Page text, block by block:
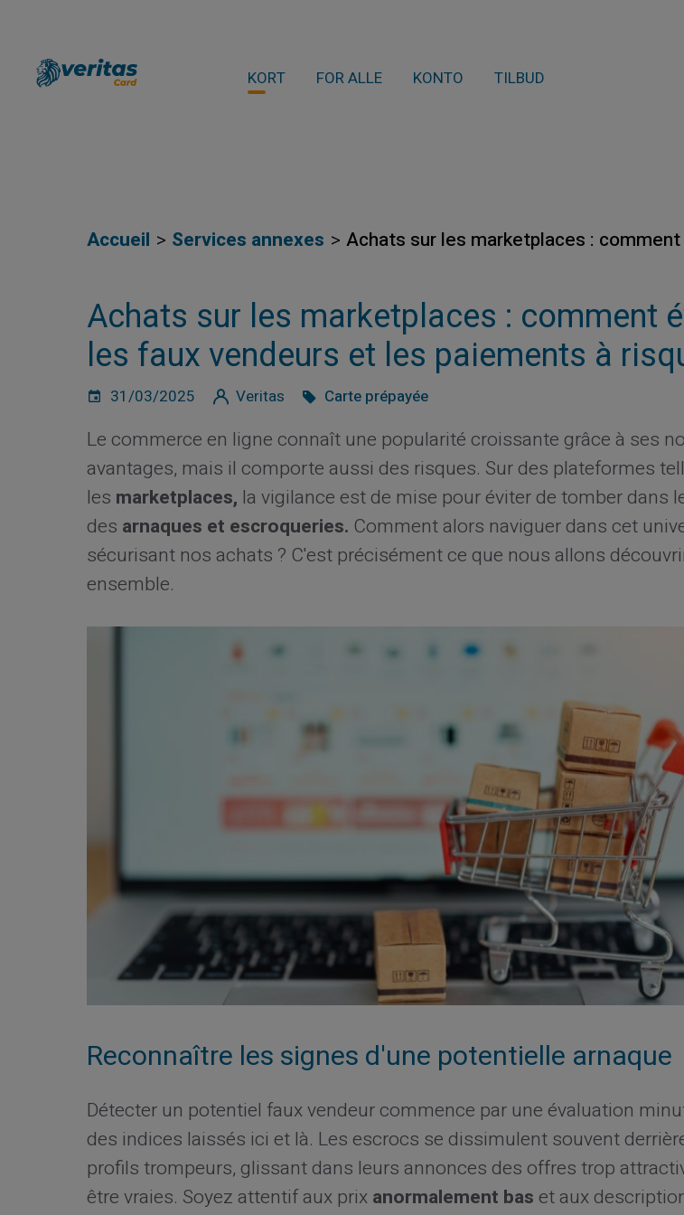
KORT FOR ALLE KONTO TILBUD
Accueil Services annexes Achats sur les marketplaces :
Achats sur les marketplaces : comment
les faux vendeurs et les paiements à
31/03/2025 Veritas Carte prépayée
Le commerce en ligne connaît une popularité croissante grâce à ses
avantages, mais il comporte aussi des risques. Sur des plateformes
les marketplaces, la vigilance est de mise pour éviter de tomber dans
des arnaques et escroqueries. Comment alors naviguer dans cet
sécurisant nos achats ? C'est précisément ce que nous allons
ensemble.
Reconnaître les signes d'une potentielle arnaque
Détecter un potentiel faux vendeur commence par une évaluation
des indices laissés ici et là. Les escrocs se dissimulent souvent
profils trompeurs, glissant dans leurs annonces des offres trop
être vraies. Soyez attentif aux prixanormalement baset aux